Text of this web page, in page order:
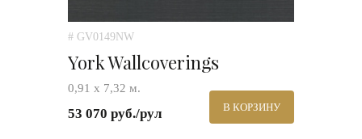
# GV0149NW
York Wallcoverings
0,91 х 7,32 м.
53 070 руб./рул В КОРЗИНУ